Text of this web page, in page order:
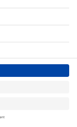
ai pazienti
di